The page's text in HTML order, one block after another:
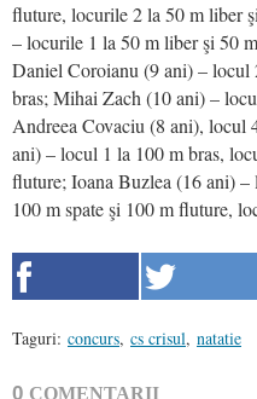
fluture, locurile 2 la 50 m liber
– locurile 1 la 50 m liber şi 50
Daniel Coroianu (9 ani) –
bras; Mihai Zach (10 ani) –
Andreea Covaciu (8 ani), locul
ani) – locul 1 la 100 m bras,
fluture; Ioana Buzlea (16 ani)
100 m spate şi 100 m fluture,
Taguri: concurs, cs crisul, natatie
0 COMENTARII